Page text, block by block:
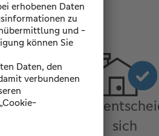
3. Sie
sich